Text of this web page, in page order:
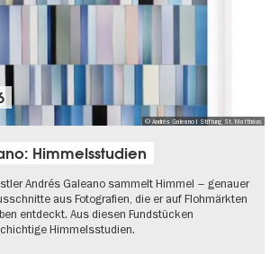
© Andrés Galeano I Stiftung St. Matthäus
Himmelsstudien
Andrés Galeano sammelt Himmel – genauer
aus Fotografien, die er auf Flohmärkten
entdeckt. Aus diesen Fundstücken
Himmelsstudien.